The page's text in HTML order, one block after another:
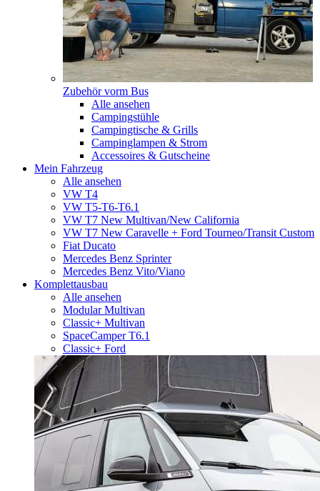
Zubehör vorm Bus
Alle ansehen
Campingstühle
Campingtische & Grills
Campinglampen & Strom
Accessoires & Gutscheine
Mein Fahrzeug
Alle ansehen
VW T4
VW T5-T6-T6.1
VW T7 New Multivan/New California
VW T7 New Caravelle + Ford Tourneo/Transit Custom
Fiat Ducato
Mercedes Benz Sprinter
Mercedes Benz Vito/Viano
Komplettausbau
Alle ansehen
Modular Multivan
Classic+ Multivan
SpaceCamper T6.1
Classic+ Ford